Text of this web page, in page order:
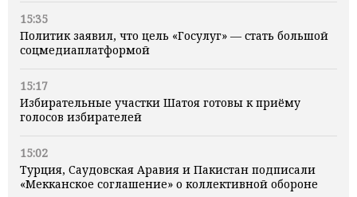
15:35
Политик заявил, что цель «Госулуг» — стать большой
соцмедиаплатформой
15:17
Избирательные участки Шатоя готовы к приёму
голосов избирателей
15:02
Турция, Саудовская Аравия и Пакистан подписали
«Мекканское соглашение» о коллективной обороне